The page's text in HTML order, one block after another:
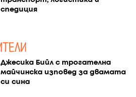
спедиция
Джесика Бийл с трогателна
майчинска изповед за двамата
си сина